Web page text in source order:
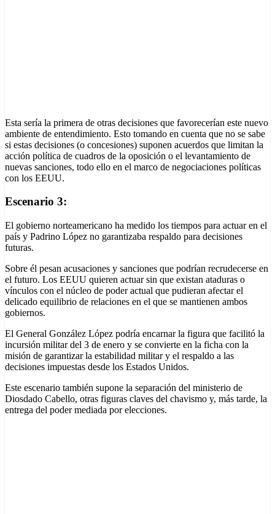
Esta sería la primera de otras decisiones que favorecerían este nuevo
ambiente de entendimiento. Esto tomando en cuenta que no se sabe
si estas decisiones (o concesiones) suponen acuerdos que limitan la
acción política de cuadros de la oposición o el levantamiento de
nuevas sanciones, todo ello en el marco de negociaciones políticas
con los EEUU.
Escenario 3:
El gobierno norteamericano ha medido los tiempos para actuar en el
país y Padrino López no garantizaba respaldo para decisiones
futuras.
Sobre él pesan acusaciones y sanciones que podrían recrudecerse en
el futuro. Los EEUU quieren actuar sin que existan ataduras o
vínculos con el núcleo de poder actual que pudieran afectar el
delicado equilibrio de relaciones en el que se mantienen ambos
gobiernos.
El General González López podría encarnar la figura que facilitó la
incursión militar del 3 de enero y se convierte en la ficha con la
misión de garantizar la estabilidad militar y el respaldo a las
decisiones impuestas desde los Estados Unidos.
Este escenario también supone la separación del ministerio de
Diosdado Cabello, otras figuras claves del chavismo y, más tarde, la
entrega del poder mediada por elecciones.